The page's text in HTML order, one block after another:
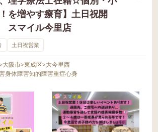
を増やす療育】土日祝開
マイル今里店
土日祝営業
大阪市>東成区>大今里西
身体障害知的障害重症心身